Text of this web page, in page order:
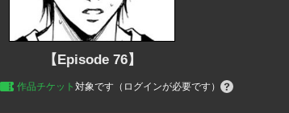
【Episode 76】
作品チケット 対象です（ログインが必要です）